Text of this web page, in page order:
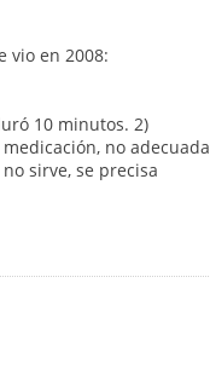
vio en 2008:
10 minutos. 2)
no adecuada
sirve, se precisa